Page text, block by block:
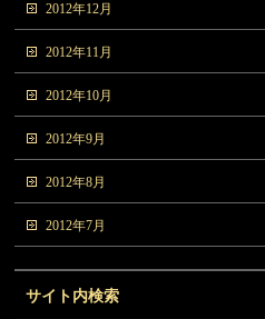
2012年12月
2012年11月
2012年10月
2012年9月
2012年8月
2012年7月
サイト内検索